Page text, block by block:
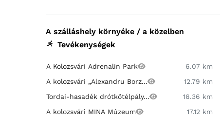
A szálláshely környéke / a közelben
Tevékenységek
A Kolozsvári Adrenalin Park
6.07 km
A kolozsvári „Alexandru Borz...
12.79 km
Tordai-hasadék drótkötélpály...
16.36 km
A kolozsvári MINA Múzeum
17.12 km